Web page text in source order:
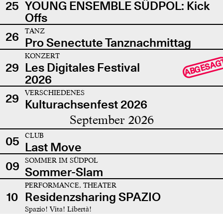
25 YOUNG ENSEMBLE SÜDPOL: Kick
Offs
26
TANZ
Pro Senectute Tanznachmittag
29
KONZERT
Les Digitales Festival
2026
29 VERSCHIEDENES
Kulturachsenfest 2026
September 2026
05 CLUB
Last Move
09
SOMMER IM SÜDPOL
Sommer-Slam
10
PERFORMANCE, THEATER
Residenzsharing SPAZIO
Spazio! Vita! Libertà!